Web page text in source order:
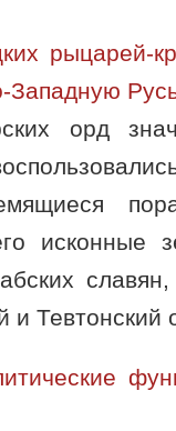
рыцарей-
Западную
орд
исконные
и Тевтонский